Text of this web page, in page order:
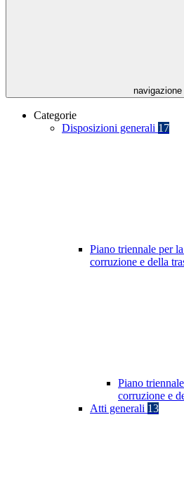
navigazione
Categorie
Disposizioni generali 17
Piano triennale per
corruzione e della
Piano
corruzione e
Atti generali 13